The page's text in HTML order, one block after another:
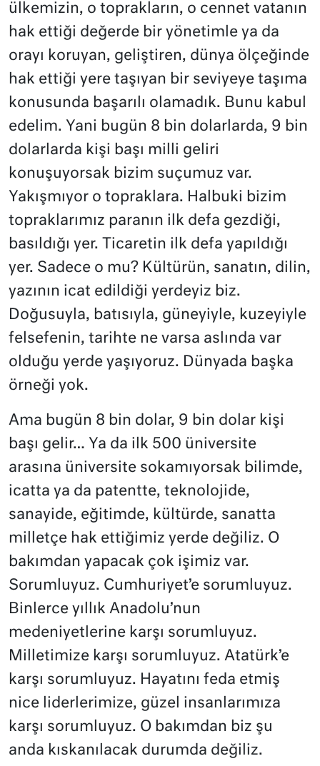
ülkemizin, o toprakların, o cennet vatanın
hak ettiği değerde bir yönetimle ya da
orayı koruyan, geliştiren, dünya ölçeğinde
hak ettiği yere taşıyan bir seviyeye taşıma
konusunda başarılı olamadık. Bunu kabul
edelim. Yani bugün 8 bin dolarlarda, 9 bin
dolarlarda kişi başı milli geliri
konuşuyorsak bizim suçumuz var.
Yakışmıyor o topraklara. Halbuki bizim
topraklarımız paranın ilk defa gezdiği,
basıldığı yer. Ticaretin ilk defa yapıldığı
yer. Sadece o mu? Kültürün, sanatın, dilin,
yazının icat edildiği yerdeyiz biz.
Doğusuyla, batısıyla, güneyiyle, kuzeyiyle
felsefenin, tarihte ne varsa aslında var
olduğu yerde yaşıyoruz. Dünyada başka
örneği yok.
Ama bugün 8 bin dolar, 9 bin dolar kişi
başı gelir… Ya da ilk 500 üniversite
arasına üniversite sokamıyorsak bilimde,
icatta ya da patentte, teknolojide,
sanayide, eğitimde, kültürde, sanatta
milletçe hak ettiğimiz yerde değiliz. O
bakımdan yapacak çok işimiz var.
Sorumluyuz. Cumhuriyet’e sorumluyuz.
Binlerce yıllık Anadolu’nun
medeniyetlerine karşı sorumluyuz.
Milletimize karşı sorumluyuz. Atatürk’e
karşı sorumluyuz. Hayatını feda etmiş
nice liderlerimize, güzel insanlarımıza
karşı sorumluyuz. O bakımdan biz şu
anda kıskanılacak durumda değiliz.